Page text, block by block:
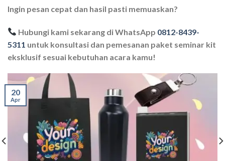
Ingin pesan cepat dan hasil pasti memuaskan?
Hubungi kami sekarang di WhatsApp 0812-8439-
5311 untuk konsultasi dan pemesanan paket seminar kit
eksklusif sesuai kebutuhan acara kamu!
20
Apr